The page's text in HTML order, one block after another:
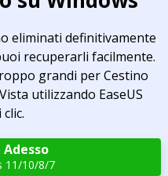
eliminati definitivamente
recuperarli facilmente.
grandi per Cestino
utilizzando EaseUS
Adesso
11/10/8/7